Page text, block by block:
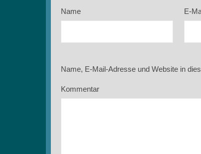
Name E-
Name, E-Mail-Adresse und Website in
Kommentar